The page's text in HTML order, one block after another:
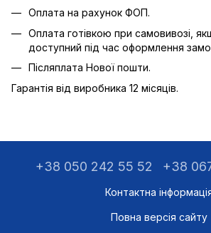
Оплата на рахунок ФОП.
Оплата готівкою при самовивозі,
доступний під час оформлення
Післяплата Нової пошти.
Гарантія від виробника 12 місяців.
+38 050 242 55 52 +38
Контактна
Повна версія сайту